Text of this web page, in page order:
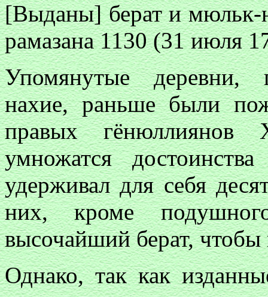
[Выданы] берат и
рамазана 1130 (31 июля
Упомянутые деревни,
нахие, раньше были
правых
умножатся
удерживал для себя
них, кроме
высочайший берат, чтобы
Однако, так как